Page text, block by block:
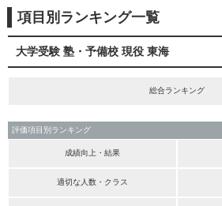
項目別ランキング一覧
大学受験 塾・予備校 現役 東海
総合ランキング
評価項目別ランキング
成績向上・結果
適切な人数・クラス